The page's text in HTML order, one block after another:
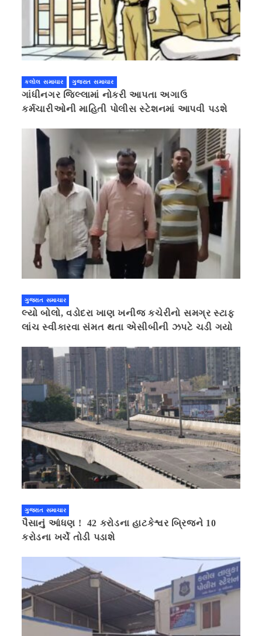
કલોલ સમાચાર ગુજરાત સમાચાર
ગાંધીનગર જિલ્લામાં નોકરી આપતા અગાઉ
કર્મચારીઓની માહિતી પોલીસ સ્ટેશનમાં આપવી પડશે
ગુજરાત સમાચાર
લ્યો બોલો, વડોદરા ખાણ ખનીજ કચેરીનો સમગ્ર સ્ટાફ
લાંચ સ્વીકારવા સંમત થતા એસીબીની ઝપટે ચડી ગયો
ગુજરાત સમાચાર
પૈસાનું આંધણ ! 42 કરોડના હાટકેશ્વર બ્રિજને 10
કરોડના ખર્ચે તોડી પડાશે